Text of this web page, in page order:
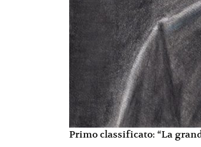
Primo classificato: “La